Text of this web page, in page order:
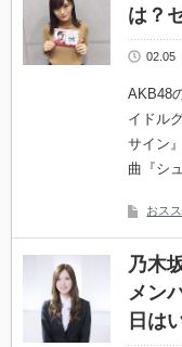
は？
02.05
AKB48
イドル
サイン
曲『シ
おス
乃木
メン
日は